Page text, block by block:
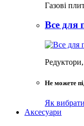
Газові
Все для
Не можете
Як
Аксесуари